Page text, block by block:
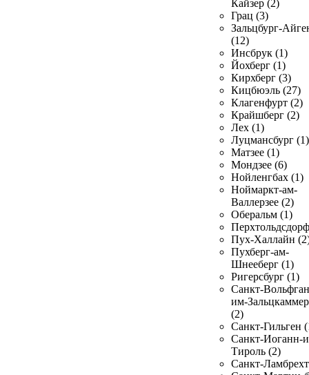
Кайзер (2)
Грац (3)
Зальцбург-
(12)
Инсбрук (1)
Йохберг (1)
Кирхберг (3)
Кицбюэль (27)
Клагенфурт (2)
Крайшберг (2)
Лех (1)
Луцмансбург (1)
Матзее (1)
Мондзее (6)
Нойленгбах (1)
Ноймаркт-ам-
Валлерзее (2)
Оберальм (1)
Пух-Халлайн
Пухберг-ам-
Шнееберг (1)
Ригерсбург (1)
Санкт-
им-
(2)
Санкт-Гильген
Санкт-Иоганн-
Тироль (2)
Санкт-